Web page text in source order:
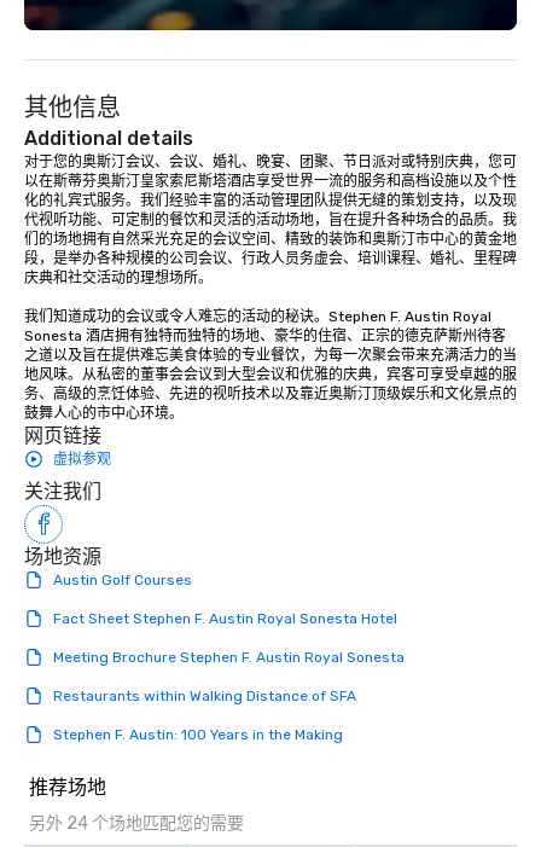
其他信息
Additional details
对于您的奥斯汀会议、会议、婚礼、晚宴、团聚、节日派对或特别庆典，您可
以在斯蒂芬奥斯汀皇家索尼斯塔酒店享受世界一流的服务和高档设施以及个性
化的礼宾式服务。我们经验丰富的活动管理团队提供无缝的策划支持，以及现
代视听功能、可定制的餐饮和灵活的活动场地，旨在提升各种场合的品质。我
们的场地拥有自然采光充足的会议空间、精致的装饰和奥斯汀市中心的黄金地
段，是举办各种规模的公司会议、行政人员务虚会、培训课程、婚礼、里程碑
庆典和社交活动的理想场所。
我们知道成功的会议或令人难忘的活动的秘诀。Stephen F. Austin Royal
Sonesta 酒店拥有独特而独特的场地、豪华的住宿、正宗的德克萨斯州待客
之道以及旨在提供难忘美食体验的专业餐饮，为每一次聚会带来充满活力的当
地风味。从私密的董事会会议到大型会议和优雅的庆典，宾客可享受卓越的服
务、高级的烹饪体验、先进的视听技术以及靠近奥斯汀顶级娱乐和文化景点的
鼓舞人心的市中心环境。
网页链接
虚拟参观
关注我们
场地资源
Austin Golf Courses
Fact Sheet Stephen F. Austin Royal Sonesta Hotel
Meeting Brochure Stephen F. Austin Royal Sonesta
Restaurants within Walking Distance of SFA
Stephen F. Austin: 100 Years in the Making
推荐场地
另外 24 个场地匹配您的需要